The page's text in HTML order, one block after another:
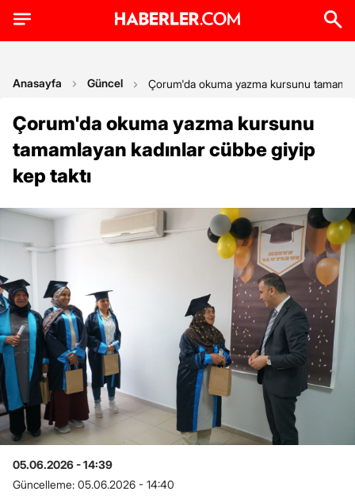
Anasayfa Güncel Çorum'da okuma yazma kursunu
Çorum'da okuma yazma kursunu
tamamlayan kadınlar cübbe giyip
kep taktı
05.06.2026 - 14:39
Güncelleme: 05.06.2026 - 14:40